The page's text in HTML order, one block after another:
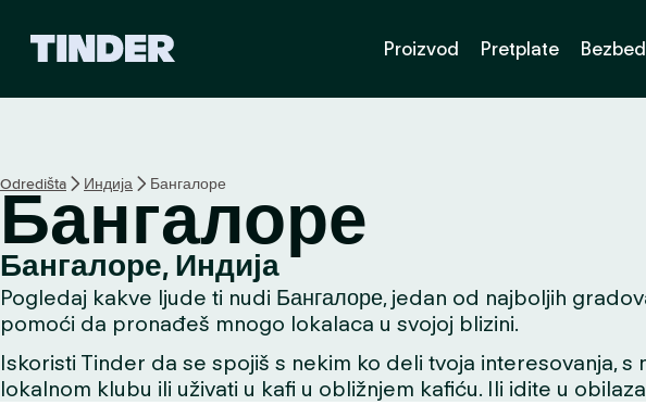
p
o
č
e
t
n
a
t
r
Proizvod Pretplate
Odredišta Индија Бангалоре
Бангалоре
Бангалоре, Индија
Pogledaj kakve ljude ti nudi Бангалоре, jedan od najboljih
pomoći da pronađeš mnogo lokalaca u svojoj blizini.
Iskoristi Tinder da se spojiš s nekim ko deli tvoja interesovanja,
lokalnom klubu ili uživati u kafi u obližnjem kafiću. Ili idite u